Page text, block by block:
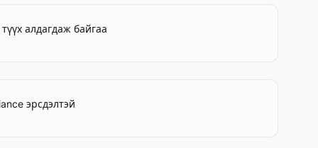
алдагдаж байгаа
эрсдэлтэй